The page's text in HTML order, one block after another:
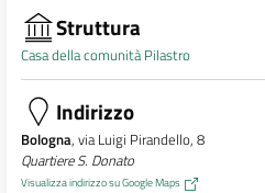
Struttura
Casa della comunità Pilastro
Indirizzo
Bologna, via Luigi Pirandello, 8
Quartiere S. Donato
Visualizza indirizzo su Google Maps